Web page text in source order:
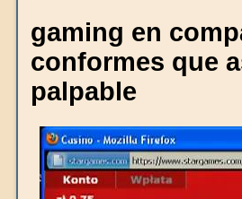
gaming en
conformes que
palpable